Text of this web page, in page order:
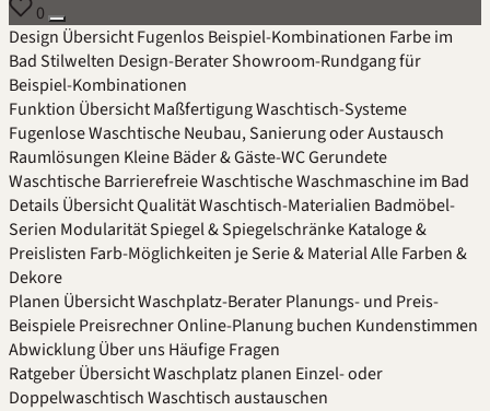
0
Design ÜbersichtFugenlosBeispiel-Kombinationen Farbe im
BadStilwelten Design-BeraterShowroom-Rundgang für
Beispiel-Kombinationen
Funktion ÜbersichtMaßfertigungWaschtisch-Systeme
Fugenlose WaschtischeNeubau, Sanierung oder Austausch
Raumlösungen Kleine Bäder & Gäste-WCGerundete
WaschtischeBarrierefreie WaschtischeWaschmaschine im Bad
DetailsÜbersichtQualitätWaschtisch-Materialien Badmöbel-
Serien ModularitätSpiegel & SpiegelschränkeKataloge &
Preislisten Farb-Möglichkeiten je Serie & MaterialAlle Farben &
Dekore
Planen ÜbersichtWaschplatz-BeraterPlanungs- und Preis-
BeispielePreisrechnerOnline-Planung buchen Kundenstimmen
AbwicklungÜber unsHäufige Fragen
RatgeberÜbersichtWaschplatz planen Einzel- oder
DoppelwaschtischWaschtisch austauschen